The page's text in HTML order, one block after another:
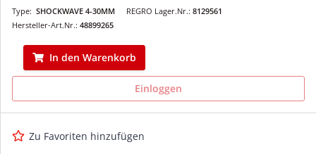
REGRO Lager.Nr.: 8129561
Type: SHOCKWAVE 4-30MM
Hersteller-Art.Nr.: 48899265
In den Warenkorb
Einloggen
Zu Favoriten hinzufügen